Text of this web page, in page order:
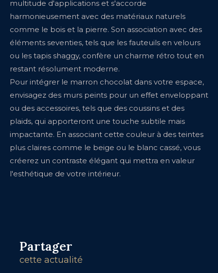
multitude d'applications et s'accorde
harmonieusement avec des matériaux naturels
comme le bois et la pierre. Son association avec des
éléments seventies, tels que les fauteuils en velours
ou les tapis shaggy, confère un charme rétro tout en
restant résolument moderne.
Pour intégrer le marron chocolat dans votre espace,
envisagez des murs peints pour un effet enveloppant
ou des accessoires, tels que des coussins et des
plaids, qui apporteront une touche subtile mais
impactante. En associant cette couleur à des teintes
plus claires comme le beige ou le blanc cassé, vous
créerez un contraste élégant qui mettra en valeur
l'esthétique de votre intérieur.
Partager
cette actualité